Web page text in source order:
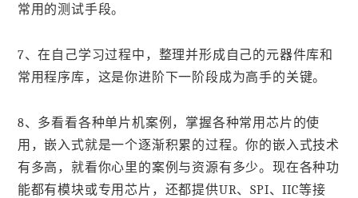
常用的测试手段。
7、在自己学习过程中，整理并形成自己的元器件库和
常用程序库，这是你进阶下一阶段成为高手的关键。
8、多看看各种单片机案例，掌握各种常用芯片的使
用，嵌入式就是一个逐渐积累的过程。你的嵌入式技术
有多高，就看你心里的案例与资源有多少。现在各种功
能都有模块或专用芯片，还都提供UR、SPI、IIC等接